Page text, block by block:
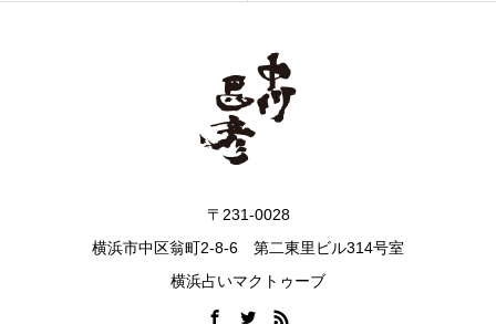
〒231-0028
横浜市中区翁町2-8-6 第二東里ビル314号室
横浜占いマクトゥーブ